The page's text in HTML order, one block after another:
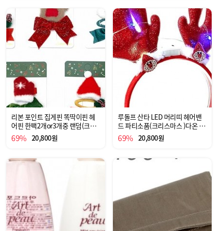
리본 포인트 집게핀 똑딱이핀 헤
어핀 한팩2개or3개중 랜덤(크리
스마스 )다온 출산 아동
69% 20,800원
루돌프 산타 LED 머리띠 헤어밴
드 파티소품(크리스마스 )다온 출
산 아동
69% 20,800원